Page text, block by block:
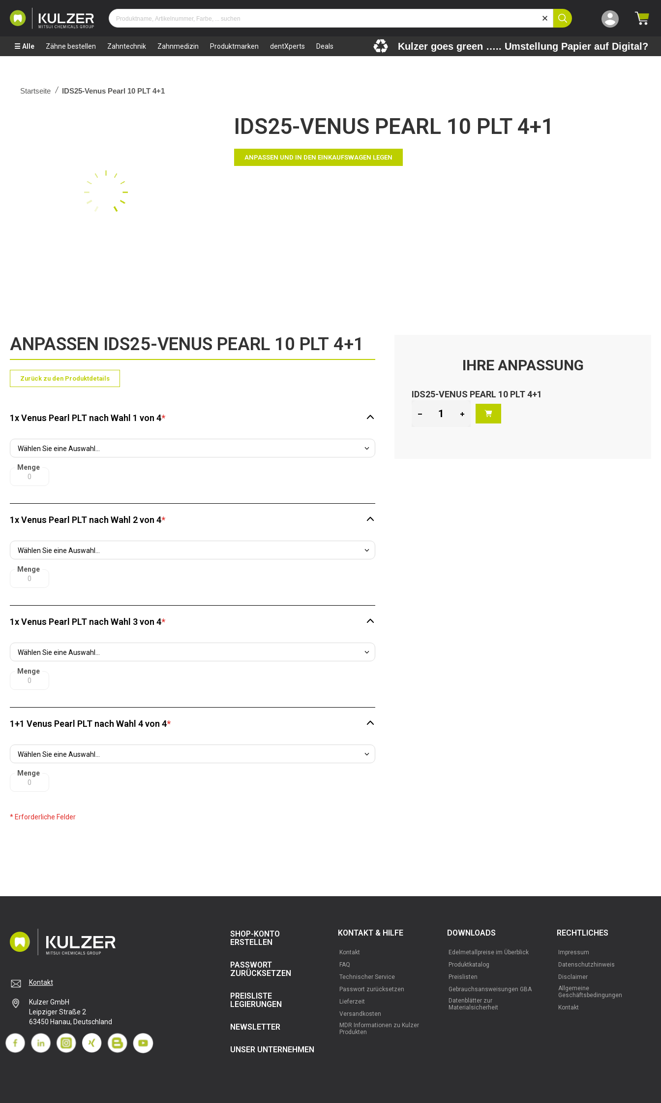
Alle Zähne bestellen Zahntechnik Zahnmedizin Produktmarken dentXperts Deals Kulzer goes green ….. Umstellung Papier auf Digital?
Startseite IDS25-Venus Pearl 10 PLT 4+1
IDS25-VENUS PEARL 10 PLT 4+1
ANPASSEN UND IN DEN EINKAUFSWAGEN LEGEN
ANPASSEN IDS25-VENUS PEARL 10 PLT 4+1
Zurück zu den Produktdetails
1x Venus Pearl PLT nach Wahl 1 von 4*
Menge
1x Venus Pearl PLT nach Wahl 2 von 4*
Menge
1x Venus Pearl PLT nach Wahl 3 von 4*
Menge
1+1 Venus Pearl PLT nach Wahl 4 von 4*
Menge
* Erforderliche Felder
IHRE ANPASSUNG
IDS25-VENUS PEARL 10 PLT 4+1
Kontakt
Kulzer GmbH
Leipziger Straße 2
63450 Hanau, Deutschland
SHOP-KONTO
ERSTELLEN
PASSWORT
ZURÜCKSETZEN
PREISLISTE
LEGIERUNGEN
NEWSLETTER
UNSER UNTERNEHMEN
KONTAKT & HILFE
Kontakt
FAQ
Technischer Service
Passwort zurücksetzen
Lieferzeit
Versandkosten
MDR Informationen zu Kulzer
Produkten
DOWNLOADS
Edelmetallpreise im Überblick
Produktkatalog
Preislisten
Gebrauchsansweisungen GBA
Datenblätter zur
Materialsicherheit
RECHTLICHES
Impressum
Datenschutzhinweis
Disclaimer
Allgemeine
Geschäftsbedingungen
Kontakt